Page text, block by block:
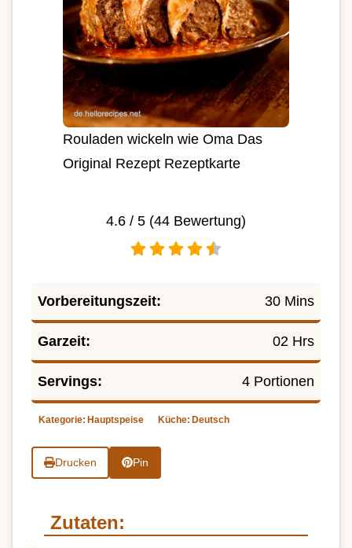
Rouladen wickeln wie Oma Das
Original Rezept Rezeptkarte
4.6 / 5 (44 Bewertung)
Vorbereitungszeit: 30 Mins
Garzeit: 02 Hrs
Servings: 4 Portionen
Kategorie: Hauptspeise Küche: Deutsch
Drucken Pin
Zutaten: